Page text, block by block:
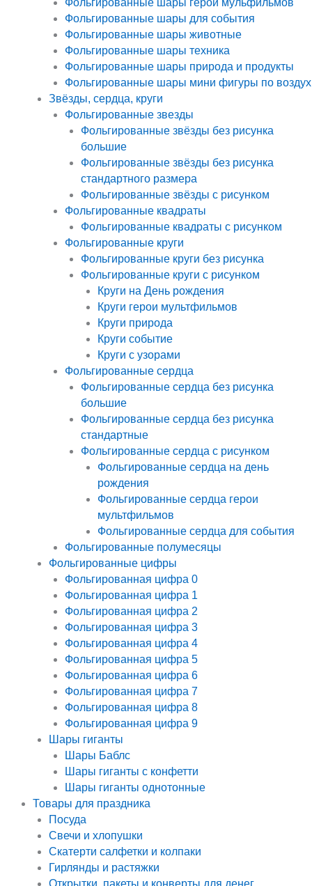
Фольгированные шары герои мульфильмов
Фольгированные шары для события
Фольгированные шары животные
Фольгированные шары техника
Фольгированные шары природа и продукты
Фольгированные шары мини фигуры по воздух
Звёзды, сердца, круги
Фольгированные звезды
Фольгированные звёзды без рисунка
большие
Фольгированные звёзды без рисунка
стандартного размера
Фольгированные звёзды с рисунком
Фольгированные квадраты
Фольгированные квадраты с рисунком
Фольгированные круги
Фольгированные круги без рисунка
Фольгированные круги с рисунком
Круги на День рождения
Круги герои мультфильмов
Круги природа
Круги событие
Круги с узорами
Фольгированные сердца
Фольгированные сердца без рисунка
большие
Фольгированные сердца без рисунка
стандартные
Фольгированные сердца с рисунком
Фольгированные сердца на день
рождения
Фольгированные сердца герои
мультфильмов
Фольгированные сердца для события
Фольгированные полумесяцы
Фольгированные цифры
Фольгированная цифра 0
Фольгированная цифра 1
Фольгированная цифра 2
Фольгированная цифра 3
Фольгированная цифра 4
Фольгированная цифра 5
Фольгированная цифра 6
Фольгированная цифра 7
Фольгированная цифра 8
Фольгированная цифра 9
Шары гиганты
Шары Баблс
Шары гиганты с конфетти
Шары гиганты однотонные
Товары для праздника
Посуда
Свечи и хлопушки
Скатерти салфетки и колпаки
Гирлянды и растяжки